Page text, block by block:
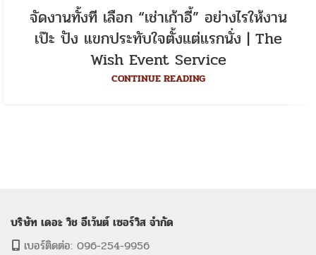
จัดงานทั้งที เลือก “เช่าเก้าอี้” อย่างไรให้งาน
เป๊ะ ปัง แขกประทับใจตั้งแต่แรกนั่ง | The
Wish Event Service
CONTINUE READING
บริษัท เดอะ วิช อีเว้นต์ เซอร์วิส จำกัด
เบอร์ติดต่อ: 096-254-9956